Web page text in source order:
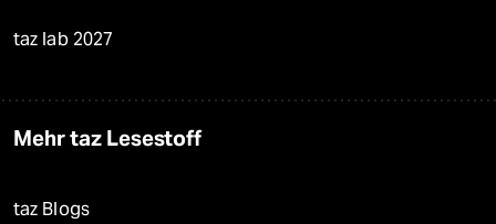
taz lab 2027
Mehr taz Lesestoff
taz Blogs